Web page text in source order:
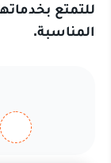
للتمتع
المناسبة.